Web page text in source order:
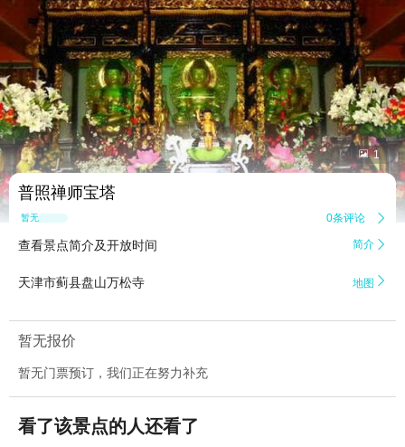
 1
普照禅师宝塔
暂无点评 0条评论 
查看景点简介及开放时间 简介 
天津市蓟县盘山万松寺 地图 
暂无报价
暂无门票预订，我们正在努力补充
看了该景点的人还看了
